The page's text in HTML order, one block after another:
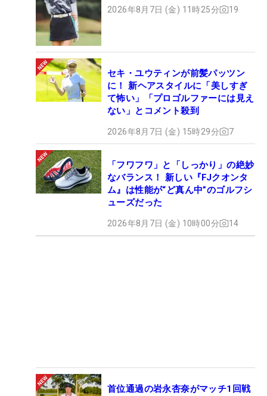
2026年8月7日 (金) 11時25分 19
セキ・ユウティンが前髪パッツン
に！ 新ヘアスタイルに「美しすぎ
て怖い」「プロゴルファーには見え
ない」とコメント殺到
2026年8月7日 (金) 15時29分 7
「フワフワ」と「しっかり」の絶妙
なバランス！ 新しい『FJクオンタ
ム』は性能が“ど真ん中”のゴルフシ
ューズだった
2026年8月7日 (金) 10時00分 14
首位通過の岩永杏奈がマッチ1回戦